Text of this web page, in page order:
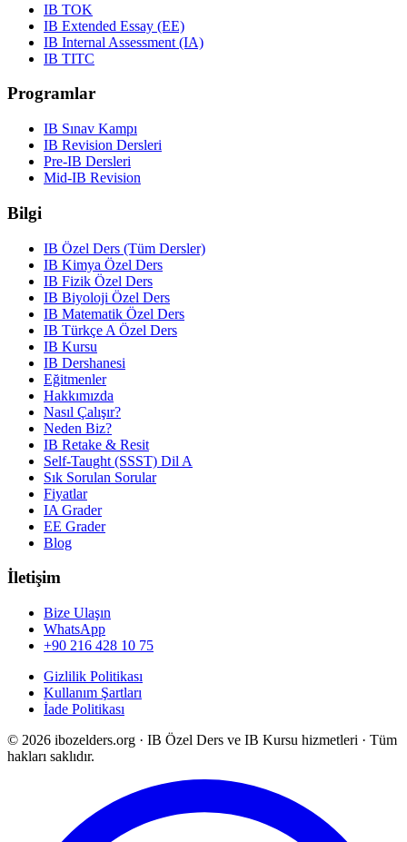
IB TOK
IB Extended Essay (EE)
IB Internal Assessment (IA)
IB TITC
Programlar
IB Sınav Kampı
IB Revision Dersleri
Pre-IB Dersleri
Mid-IB Revision
Bilgi
IB Özel Ders (Tüm Dersler)
IB Kimya Özel Ders
IB Fizik Özel Ders
IB Biyoloji Özel Ders
IB Matematik Özel Ders
IB Türkçe A Özel Ders
IB Kursu
IB Dershanesi
Eğitmenler
Hakkımızda
Nasıl Çalışır?
Neden Biz?
IB Retake & Resit
Self-Taught (SSST) Dil A
Sık Sorulan Sorular
Fiyatlar
IA Grader
EE Grader
Blog
İletişim
Bize Ulaşın
WhatsApp
+90 216 428 10 75
Gizlilik Politikası
Kullanım Şartları
İade Politikası
© 2026 ibozelders.org · IB Özel Ders ve IB Kursu hizmetleri · Tüm
hakları saklıdır.